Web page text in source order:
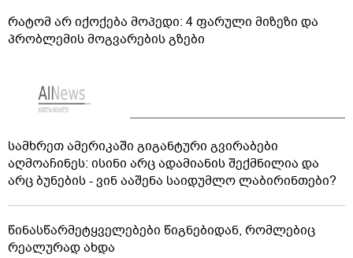
რატომ არ იქოქება მოპედი: 4 ფარული მიზეზი და
პრობლემის მოგვარების გზები
სამხრეთ ამერიკაში გიგანტური გვირაბები
აღმოაჩინეს: ისინი არც ადამიანის შექმნილია და
არც ბუნების - ვინ ააშენა საიდუმლო ლაბირინთები?
წინასწარმეტყველებები წიგნებიდან, რომლებიც
რეალურად ახდა